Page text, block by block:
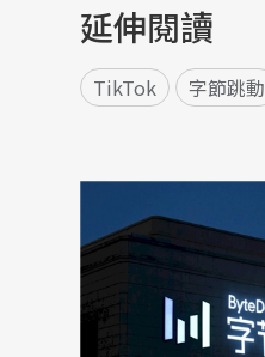
延伸閱讀
TikTok 字節跳動